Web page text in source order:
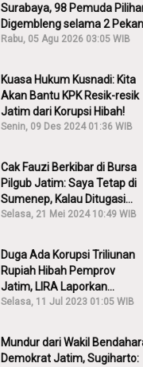
Surabaya, 98 Pemuda
Digembleng selama 2
Rabu, 05 Agu 2026 03:05 WIB
Kuasa Hukum Kusnadi: Kita
Akan Bantu KPK Resik-resik
Jatim dari Korupsi Hibah!
Senin, 09 Des 2024 01:36 WIB
Cak Fauzi Berkibar di Bursa
Pilgub Jatim: Saya Tetap di
Sumenep, Kalau Ditugasi
Partai Lain Cerita!
Selasa, 21 Mei 2024 10:49 WIB
Duga Ada Korupsi Triliunan
Rupiah Hibah Pemprov
Jatim, LIRA Laporkan
Khofifah ke KPK: Dia Harus
Selasa, 11 Jul 2023 01:05 WIB
Mundur dari Wakil
Demokrat Jatim, Sugiharto: